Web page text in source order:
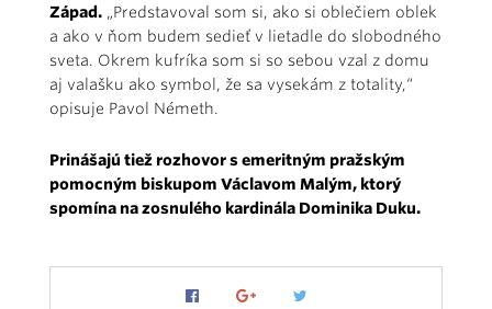
Západ. „Predstavo­val som si, ako si oblečiem oblek
a ako v ňom budem sedieť v lietadle do slobodného
sveta. Okrem kufríka som si so sebou vzal z domu
aj valašku ako symbol, že sa vysekám z totality,“
opisuje Pavol Németh.
Prinášajú tiež rozhovor s emeritným pražským
pomocným biskupom Václavom Malým, ktorý
spomína na zosnulého kardinála Dominika Duku.